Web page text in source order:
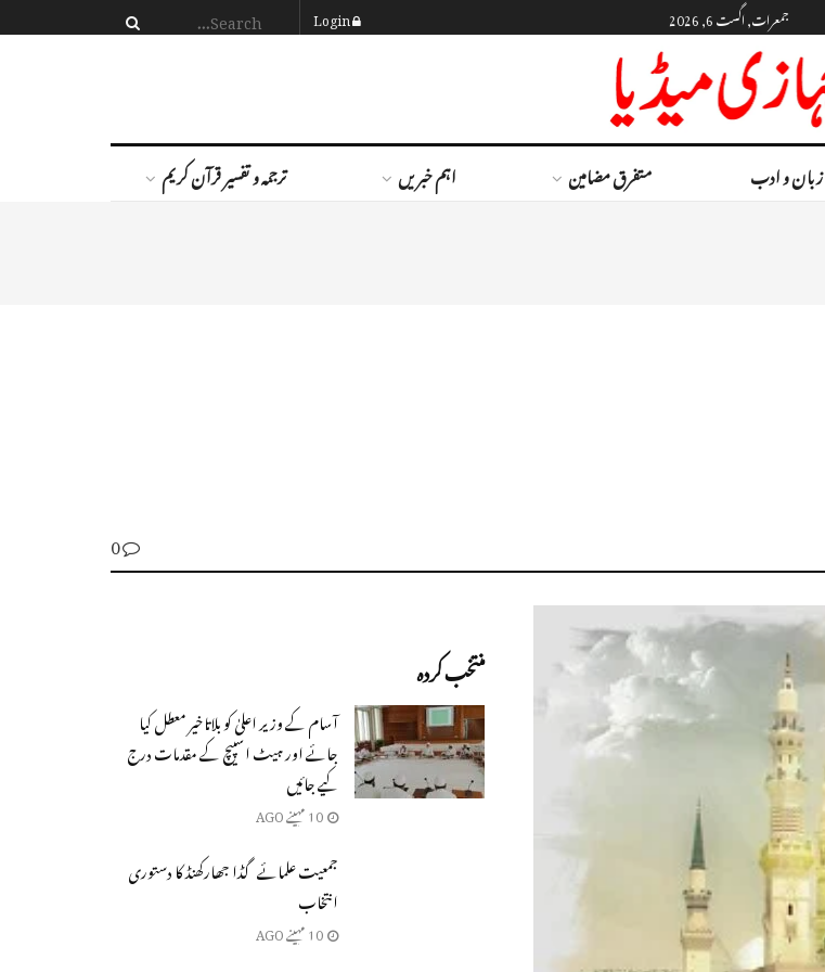
جمعرات, اگست 6, 2026 Login
زبان و ادب متفرق مضامین اہم خبریں ترجمہ و تفسیر قرآن کریم
منتخب کردہ
آسام کے وزیر اعلیٰ کو بلاتاخیر معطل کیا
جائے اور ہیٹ اسپیچ کے مقدمات درج
کیے جائیں
جمعیت علمائے گڈا جھارکھنڈ کا دستوری
انتخاب